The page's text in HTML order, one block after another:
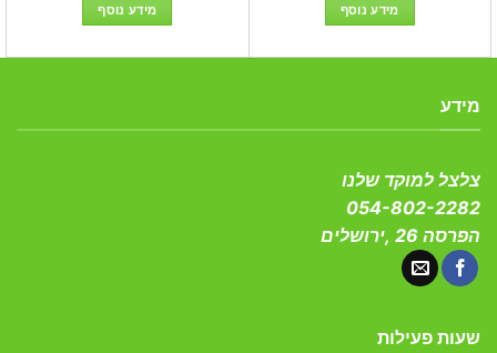
מידע נוסף מידע נוסף
מידע
צלצל למוקד שלנו
054-802-2282
הפרסה 26 ,ירושלים
שעות פעילות